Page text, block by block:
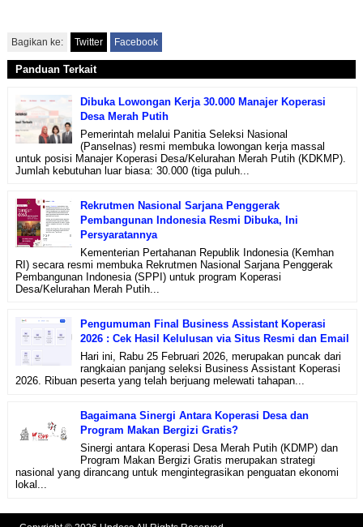
Bagikan ke: Twitter Facebook
Panduan Terkait
Dibuka Lowongan Kerja 30.000 Manajer Koperasi
Desa Merah Putih
Pemerintah melalui Panitia Seleksi Nasional
(Panselnas) resmi membuka lowongan kerja massal
untuk posisi Manajer Koperasi Desa/Kelurahan Merah Putih (KDKMP).
Jumlah kebutuhan luar biasa: 30.000 (tiga puluh...
Rekrutmen Nasional Sarjana Penggerak
Pembangunan Indonesia Resmi Dibuka, Ini
Persyaratannya
Kementerian Pertahanan Republik Indonesia (Kemhan
RI) secara resmi membuka Rekrutmen Nasional Sarjana Penggerak
Pembangunan Indonesia (SPPI) untuk program Koperasi
Desa/Kelurahan Merah Putih...
Pengumuman Final Business Assistant Koperasi
2026 : Cek Hasil Kelulusan via Situs Resmi dan Email
Hari ini, Rabu 25 Februari 2026, merupakan puncak dari
rangkaian panjang seleksi Business Assistant Koperasi
2026. Ribuan peserta yang telah berjuang melewati tahapan...
Bagaimana Sinergi Antara Koperasi Desa dan
Program Makan Bergizi Gratis?
Sinergi antara Koperasi Desa Merah Putih (KDMP) dan
Program Makan Bergizi Gratis merupakan strategi
nasional yang dirancang untuk mengintegrasikan penguatan ekonomi
lokal...